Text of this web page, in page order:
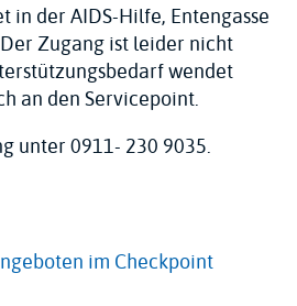
in der AIDS-Hilfe, Entengasse
Zugang ist leider nicht
wendet
an den Servicepoint.
unter 0911- 230 9035.
im Checkpoint